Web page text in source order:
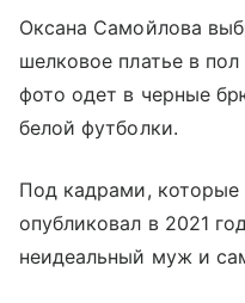
Оксана Самойлова
шелковое платье в
фото одет в черные
белой футболки.
Под кадрами, которые
опубликовал в 2021
неидеальный муж и